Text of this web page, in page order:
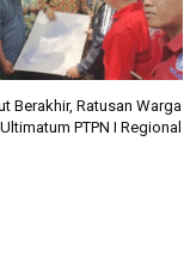
Berakhir, Ratusan Warga
PTPN I Regional